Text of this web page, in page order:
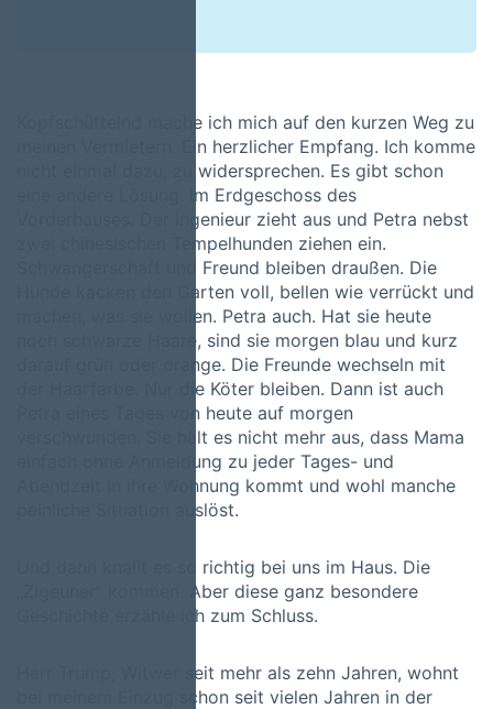
Kopfschüttelnd mache ich mich auf den kurzen Weg zu
meinen Vermietern. Ein herzlicher Empfang. Ich komme
nicht einmal dazu, zu widersprechen. Es gibt schon
eine andere Lösung. Im Erdgeschoss des
Vorderhauses. Der Ingenieur zieht aus und Petra nebst
zwei chinesischen Tempelhunden ziehen ein.
Schwangerschaft und Freund bleiben draußen. Die
Hunde kacken den Garten voll, bellen wie verrückt und
machen, was sie wollen. Petra auch. Hat sie heute
noch schwarze Haare, sind sie morgen blau und kurz
darauf grün oder orange. Die Freunde wechseln mit
der Haarfarbe. Nur die Köter bleiben. Dann ist auch
Petra eines Tages von heute auf morgen
verschwunden. Sie hält es nicht mehr aus, dass Mama
einfach ohne Anmeldung zu jeder Tages- und
Abendzeit in ihre Wohnung kommt und wohl manche
peinliche Situation auslöst.
Und dann knallt es so richtig bei uns im Haus. Die
„Zigeuner“ kommen. Aber diese ganz besondere
Geschichte erzähle ich zum Schluss.
Herr Trump, Witwer seit mehr als zehn Jahren, wohnt
bei meinem Einzug schon seit vielen Jahren in der